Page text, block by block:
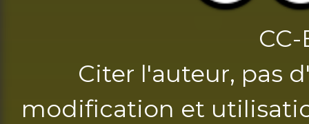
CC-
Citer l'auteur, pas
modification et